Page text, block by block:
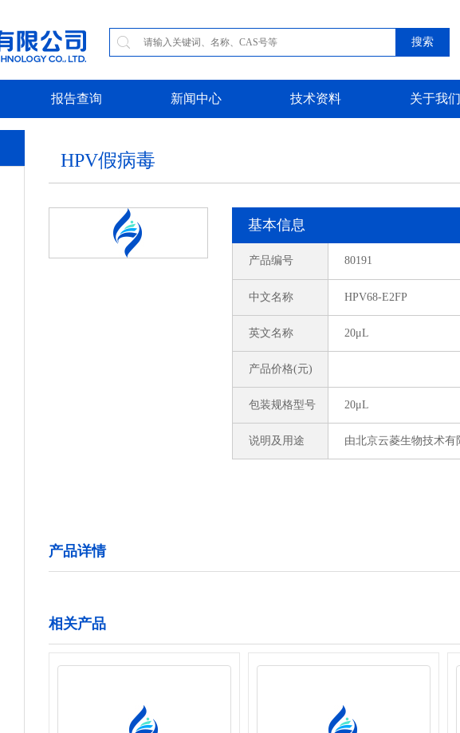
搜索
报告查询 新闻中心 技术资料 关于我们
HPV假病毒
基本信息
产品编号 80191
中文名称 HPV68-E2FP
英文名称 20μL
产品价格(元)
包装规格型号 20μL
说明及用途 由北京云菱生物技术有
产品详情
相关产品